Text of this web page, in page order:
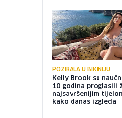
POZIRALA U BIKINIJU
Kelly Brook su
10 godina proglasili
najsavršenijim
kako danas izgleda